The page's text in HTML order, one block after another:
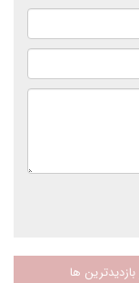
بازدیدترین ها